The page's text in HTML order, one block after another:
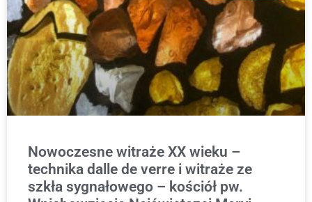
Nowoczesne witraże XX wieku –
technika dalle de verre i witraże ze
szkła sygnałowego – kościół pw.